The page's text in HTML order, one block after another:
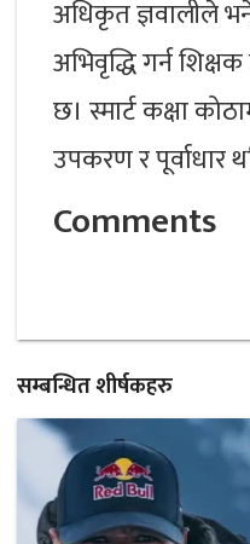
अधिकृत ज्ञवालीले
अभिवृद्धि गर्न
छ। स्मार्ट कक्षा
उपकरण र पूर्वाधार
Comments
सम्बन्धित शीर्षकहरु